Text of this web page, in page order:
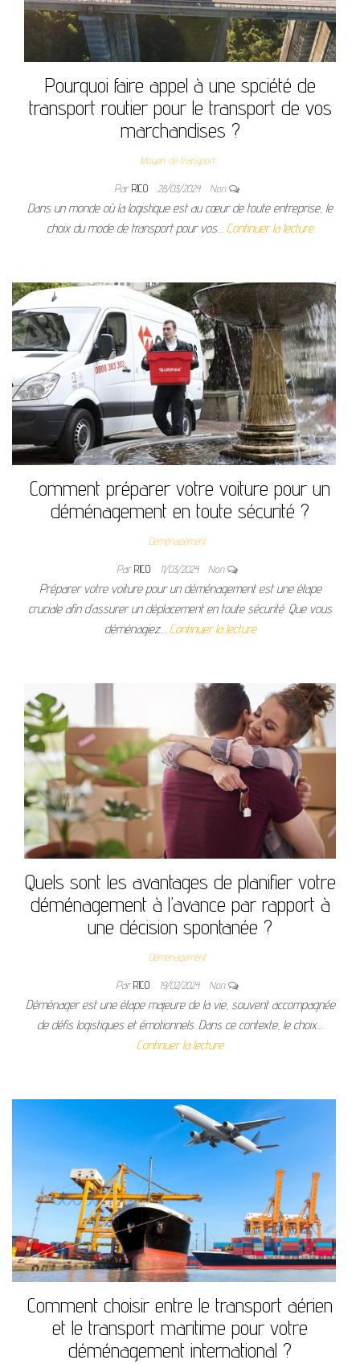
Pourquoi faire appel à une spciété de
transport routier pour le transport de vos
marchandises ?
Moyen de transport
ParRICO 28/03/2024 Non
Dans un monde où la logistique est au cœur de toute entreprise, le
choix du mode de transport pour vos… Continuer la lecture
Comment préparer votre voiture pour un
déménagement en toute sécurité ?
Déménagement
ParRICO 11/03/2024 Non
Préparer votre voiture pour un déménagement est une étape
cruciale afin d’assurer un déplacement en toute sécurité. Que vous
déménagiez… Continuer la lecture
Quels sont les avantages de planifier votre
déménagement à l’avance par rapport à
une décision spontanée ?
Déménagement
ParRICO 19/02/2024 Non
Déménager est une étape majeure de la vie, souvent accompagnée
de défis logistiques et émotionnels. Dans ce contexte, le choix…
Continuer la lecture
Comment choisir entre le transport aérien
et le transport maritime pour votre
déménagement international ?